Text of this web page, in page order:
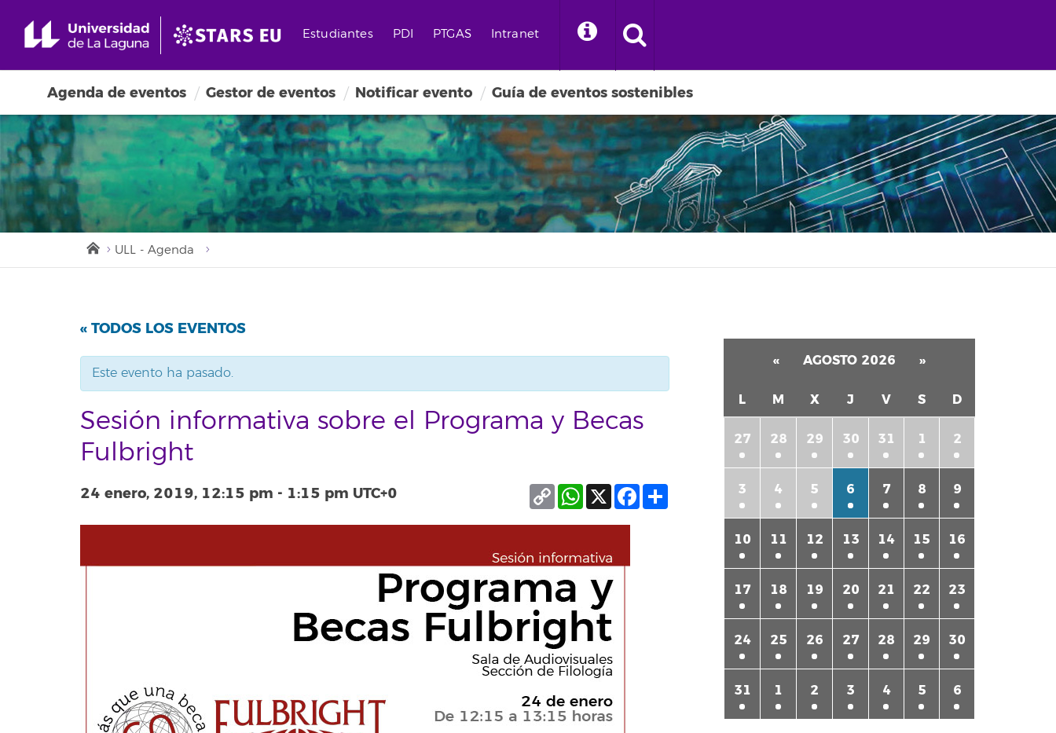
Estudiantes PDI PTGAS Intranet
Agenda de eventos Gestor de eventos Notificar evento Guía de eventos sostenibles
ULL - Agenda
« TODOS LOS EVENTOS
Este evento ha pasado.
Sesión informativa sobre el Programa y Becas
Fulbright
24 enero, 2019, 12:15 pm - 1:15 pm UTC+0 Facebook
X
WhatsApp
Copy
Link
« AGOSTO 2026 »
L M X J V S D
27 28 29 30 31 1 2
3 4 5 6 7 8 9
10 11 12 13 14 15 16
17 18 19 20 21 22 23
24 25 26 27 28 29 30
31 1 2 3 4 5 6